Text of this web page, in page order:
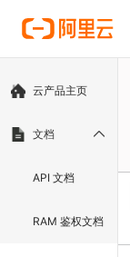
云产品主页
文档
API 文档
RAM 鉴权文档